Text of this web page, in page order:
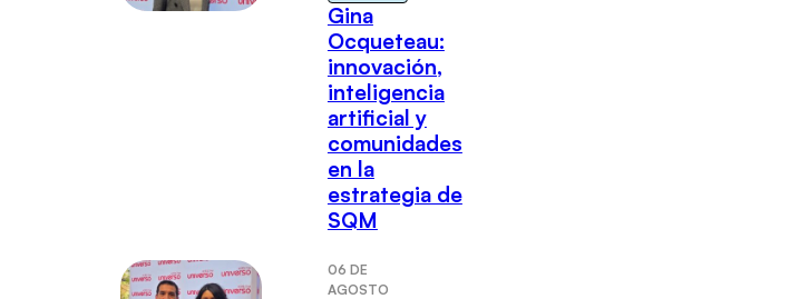
Gina
Ocqueteau:
innovación,
inteligencia
artificial y
comunidades
en la
estrategia de
SQM
06 DE
AGOSTO